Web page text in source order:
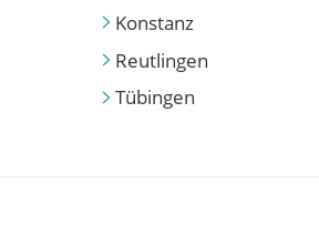
Konstanz
Reutlingen
Tübingen